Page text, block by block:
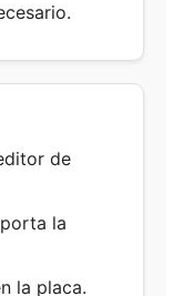
de
la
la placa.